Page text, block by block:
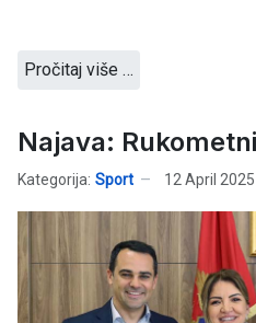
Pročitaj više …
Najava:
Kategorija: Sport 12 April 2025